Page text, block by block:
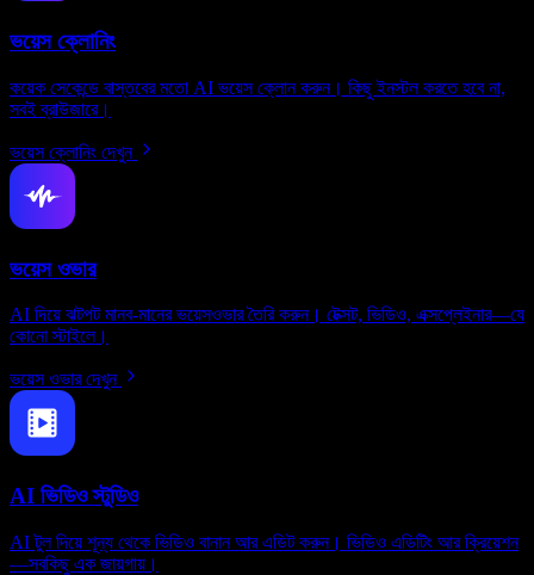
ভয়েস ক্লোনিং
কয়েক সেকেন্ডে বাস্তবের মতো AI ভয়েস ক্লোন করুন। কিছু ইনস্টল করতে হবে না,
সবই ব্রাউজারে।
ভয়েস ক্লোনিং দেখুন
ভয়েস ওভার
AI দিয়ে ঝটপট মানব-মানের ভয়েসওভার তৈরি করুন। টেক্সট, ভিডিও, এক্সপ্লেইনার—যে
কোনো স্টাইলে।
ভয়েস ওভার দেখুন
AI ভিডিও স্টুডিও
AI টুল দিয়ে শূন্য থেকে ভিডিও বানান আর এডিট করুন। ভিডিও এডিটিং আর ক্রিয়েশন
—সবকিছু এক জায়গায়।